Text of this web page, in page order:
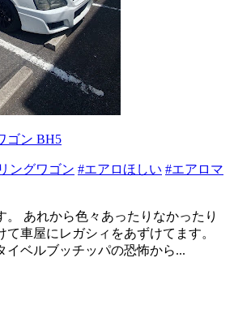
ゴン BH5
ングワゴン #エアロほしい #エアロマ
。 あれから色々あったりなかったり
て車屋にレガシィをあずけてます。
イベルブッチッパの恐怖から...